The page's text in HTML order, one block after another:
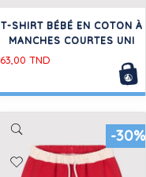
T-SHIRT BÉBÉ EN COTON À
MANCHES COURTES UNI
63,00 TND
-30%